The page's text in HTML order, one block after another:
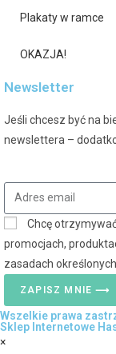
Plakaty w ramce
OKAZJA!
Newsletter
Jeśli chcesz być na
newslettera –
Chcę
promocjach,
zasadach
ZAPISZ MNIE ⟶
Wszelkie prawa
Sklep Internetowe
×